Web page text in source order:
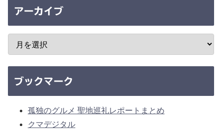
アーカイブ
ブックマーク
孤独のグルメ 聖地巡礼レポートまとめ
クマデジタル